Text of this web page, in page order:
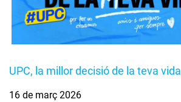
UPC, la millor decisió de la teva vida
16 de març 2026